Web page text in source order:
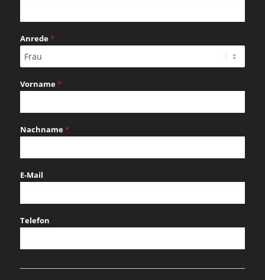
Anrede*
Vorname*
Nachname*
E-Mail
Telefon